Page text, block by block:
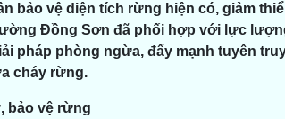
bảo vệ diện tích rừng hiện có, giảm
Đồng Sơn đã phối hợp với lực
pháp phòng ngừa, đẩy mạnh tuyên
cháy rừng.
bảo vệ rừng